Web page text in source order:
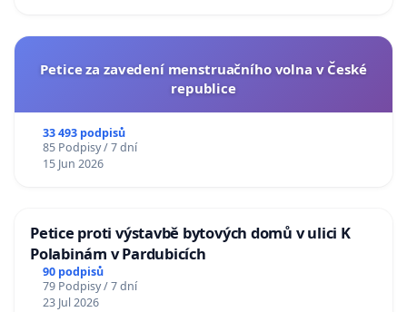
Petice za zavedení menstruačního volna v České
republice
33 493 podpisů
85 Podpisy / 7 dní
15 Jun 2026
Petice proti výstavbě bytových domů v ulici K
Polabinám v Pardubicích
90 podpisů
79 Podpisy / 7 dní
23 Jul 2026